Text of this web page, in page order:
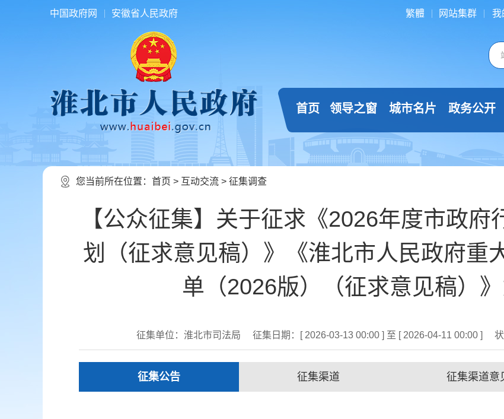
中国政府网 安徽省人民政府 繁體 网站集群 我
首页 领导之窗 城市名片 政务公开
您当前所在位置： 首页 > 互动交流 > 征集调查
【公众征集】关于征求《2026年度市政
划（征求意见稿）》《淮北市人民政府重
单（2026版）（征求意见稿）
征集单位：淮北市司法局 征集日期：[ 2026-03-13 00:00 ] 至 [ 2026-04-11 00:00 ] 状
征集公告 征集渠道 征集渠道意